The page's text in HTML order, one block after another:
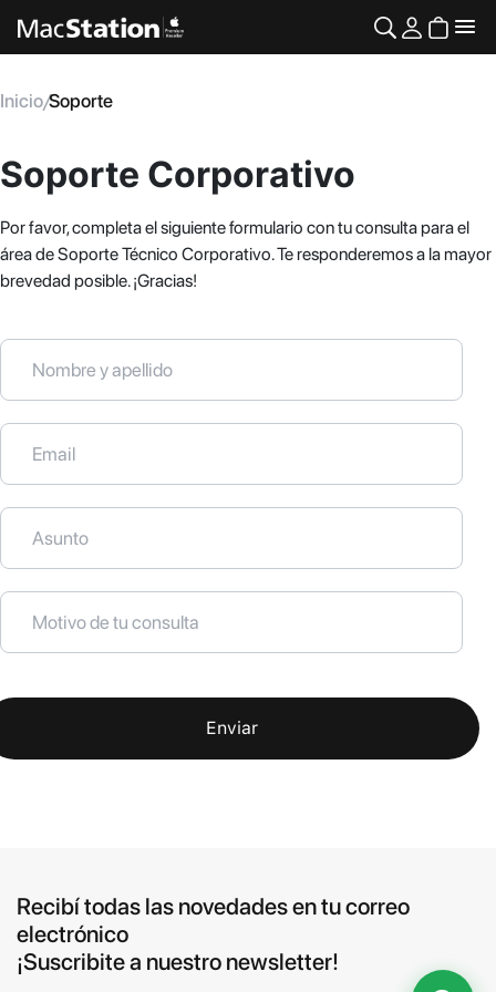
Inicio/Soporte
Soporte Corporativo
Por favor, completa el siguiente formulario con tu consulta para el
área de Soporte Técnico Corporativo. Te responderemos a la mayor
brevedad posible. ¡Gracias!
Enviar
Recibí todas las novedades en tu correo
electrónico
¡Suscribite a nuestro newsletter!